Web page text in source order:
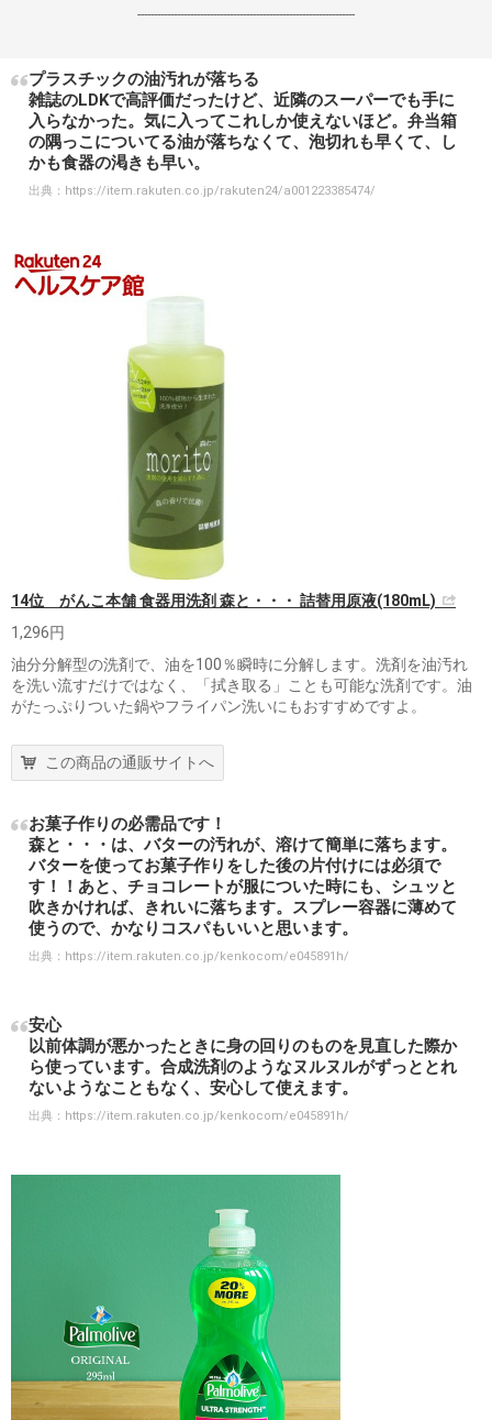
------------------------------------------------------------------
プラスチックの油汚れが落ちる
雑誌のLDKで高評価だったけど、近隣のスーパーでも手に
入らなかった。気に入ってこれしか使えないほど。弁当箱
の隅っこについてる油が落ちなくて、泡切れも早くて、し
かも食器の渇きも早い。
出典： https://item.rakuten.co.jp/rakuten24/a001223385474/
14位 がんこ本舗 食器用洗剤 森と・・・ 詰替用原液(180mL)
1,296円
油分分解型の洗剤で、油を100％瞬時に分解します。洗剤を油汚れ
を洗い流すだけではなく、「拭き取る」ことも可能な洗剤です。油
がたっぷりついた鍋やフライパン洗いにもおすすめですよ。
この商品の通販サイトへ
お菓子作りの必需品です！
森と・・・は、バターの汚れが、溶けて簡単に落ちます。
バターを使ってお菓子作りをした後の片付けには必須で
す！！あと、チョコレートが服についた時にも、シュッと
吹きかければ、きれいに落ちます。スプレー容器に薄めて
使うので、かなりコスパもいいと思います。
出典： https://item.rakuten.co.jp/kenkocom/e045891h/
安心
以前体調が悪かったときに身の回りのものを見直した際か
ら使っています。合成洗剤のようなヌルヌルがずっととれ
ないようなこともなく、安心して使えます。
出典： https://item.rakuten.co.jp/kenkocom/e045891h/